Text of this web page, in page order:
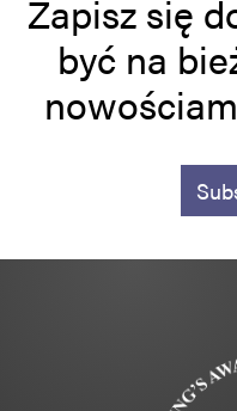
Zapisz się
być na